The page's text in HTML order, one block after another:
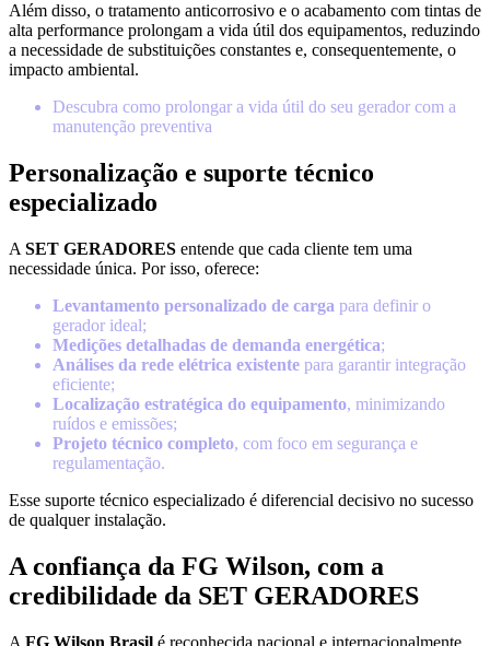
Além disso, o tratamento anticorrosivo e o acabamento com tintas de
alta performance prolongam a vida útil dos equipamentos, reduzindo
a necessidade de substituições constantes e, consequentemente, o
impacto ambiental.
Descubra como prolongar a vida útil do seu gerador com a
manutenção preventiva
Personalização e suporte técnico
especializado
A SET GERADORES entende que cada cliente tem uma
necessidade única. Por isso, oferece:
Levantamento personalizado de carga para definir o
gerador ideal;
Medições detalhadas de demanda energética;
Análises da rede elétrica existente para garantir integração
eficiente;
Localização estratégica do equipamento, minimizando
ruídos e emissões;
Projeto técnico completo, com foco em segurança e
regulamentação.
Esse suporte técnico especializado é diferencial decisivo no sucesso
de qualquer instalação.
A confiança da FG Wilson, com a
credibilidade da SET GERADORES
A FG Wilson Brasil é reconhecida nacional e internacionalmente